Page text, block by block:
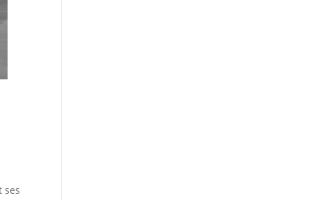
ses